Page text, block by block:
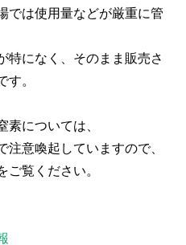
では使用量などが厳重に管
特になく、そのまま販売さ
。
については、
意喚起していますので、
覧ください。